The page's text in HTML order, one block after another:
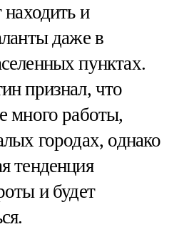
находить и
даже в
пунктах.
признал, что
много работы,
городах, однако
тенденция
и будет